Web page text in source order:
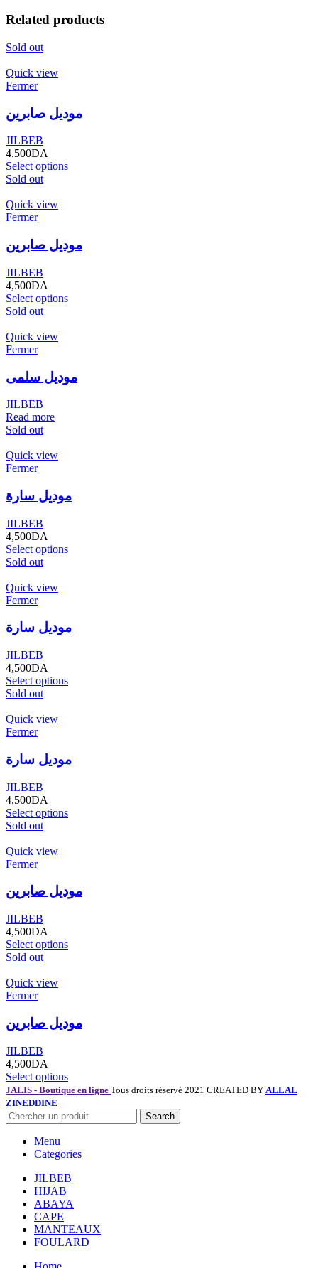
Related products
Sold out
Quick view
Fermer
موديل صابرين
JILBEB
4,500DA
Select options
Sold out
Quick view
Fermer
موديل صابرين
JILBEB
4,500DA
Select options
Sold out
Quick view
Fermer
موديل سلمى
JILBEB
Read more
Sold out
Quick view
Fermer
موديل سارة
JILBEB
4,500DA
Select options
Sold out
Quick view
Fermer
موديل سارة
JILBEB
4,500DA
Select options
Sold out
Quick view
Fermer
موديل سارة
JILBEB
4,500DA
Select options
Sold out
Quick view
Fermer
موديل صابرين
JILBEB
4,500DA
Select options
Sold out
Quick view
Fermer
موديل صابرين
JILBEB
4,500DA
Select options
JALIS - Boutique en ligne Tous droits réservé 2021 CREATED BY ALLAL
ZINEDDINE
Search
Menu
Categories
JILBEB
HIJAB
ABAYA
CAPE
MANTEAUX
FOULARD